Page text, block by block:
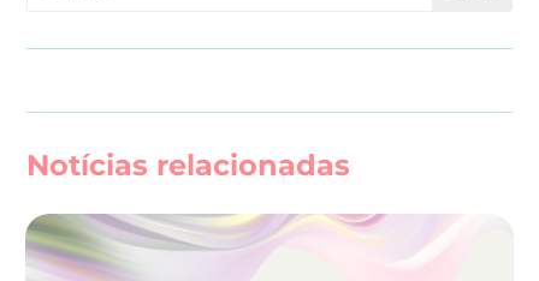
Notícias relacionadas